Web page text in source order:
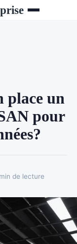
place un
pour
de lecture